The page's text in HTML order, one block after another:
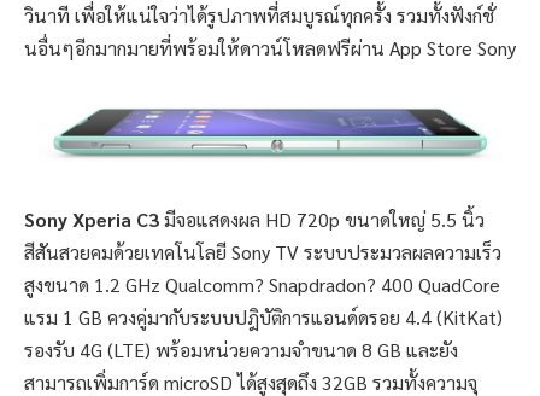
วินาที เพื่อให้แน่ใจว่าได้รูปภาพที่สมบูรณ์ทุกครั้ง รวมทั้งฟังก์ชั่
นอื่นๆอีกมากมายที่พร้อมให้ดาวน์โหลดฟรีผ่าน App Store Sony
Sony Xperia C3มีจอแสดงผล HD 720p ขนาดใหญ่ 5.5 นิ้ว
สีสันสวยคมด้วยเทคโนโลยี Sony TV ระบบประมวลผลความเร็ว
สูงขนาด 1.2 GHz Qualcomm? Snapdradon? 400 QuadCore
แรม 1 GB ควงคู่มากับระบบปฎิบัติการแอนด์ดรอย 4.4 (KitKat)
รองรับ 4G (LTE) พร้อมหน่วยความจำขนาด 8 GB และยัง
สามารถเพิ่มการ์ด microSD ได้สูงสุดถึง 32GB รวมทั้งความจุ